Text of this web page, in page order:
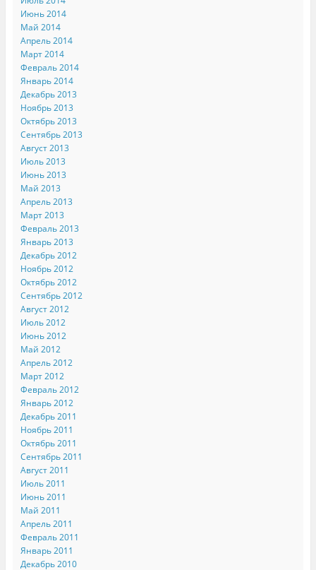
Июнь 2014
Май 2014
Апрель 2014
Март 2014
Февраль 2014
Январь 2014
Декабрь 2013
Ноябрь 2013
Октябрь 2013
Сентябрь 2013
Август 2013
Июль 2013
Июнь 2013
Май 2013
Апрель 2013
Март 2013
Февраль 2013
Январь 2013
Декабрь 2012
Ноябрь 2012
Октябрь 2012
Сентябрь 2012
Август 2012
Июль 2012
Июнь 2012
Май 2012
Апрель 2012
Март 2012
Февраль 2012
Январь 2012
Декабрь 2011
Ноябрь 2011
Октябрь 2011
Сентябрь 2011
Август 2011
Июль 2011
Июнь 2011
Май 2011
Апрель 2011
Февраль 2011
Январь 2011
Декабрь 2010